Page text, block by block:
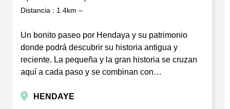
Distancia : 1.4km –
Un bonito paseo por Hendaya y su patrimonio
donde podrá descubrir su historia antigua y
reciente. La pequeña y la gran historia se cruzan
aquí a cada paso y se combinan con…
HENDAYE